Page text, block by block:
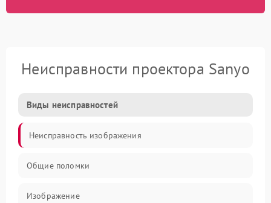
Неисправности проектора Sanyo
Виды неисправностей
Неисправность изображения
Общие поломки
Изображение